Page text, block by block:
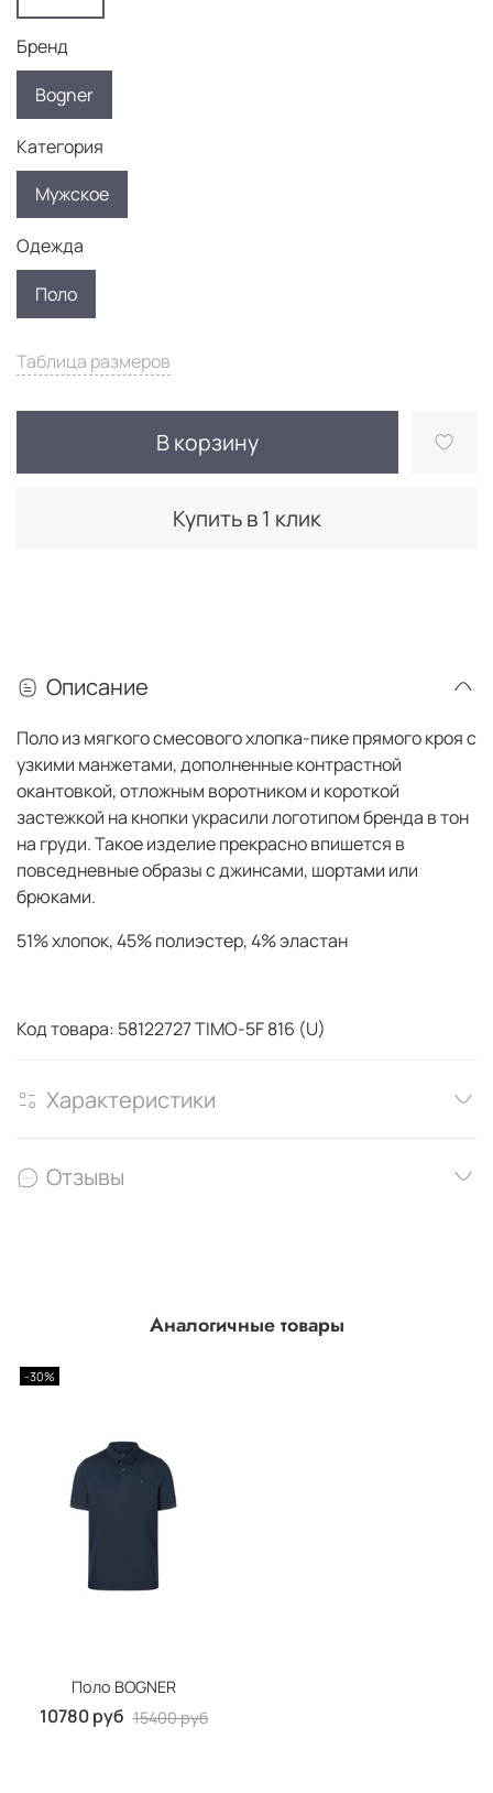
Таблица размеров
В корзину
Купить в 1 клик
Бренд
Bogner
Категория
Мужское
Одежда
Поло
Описание
Поло из мягкого смесового хлопка-пике прямого кроя с
узкими манжетами, дополненные контрастной
окантовкой, отложным воротником и короткой
застежкой на кнопки украсили логотипом бренда в тон
на груди. Такое изделие прекрасно впишется в
повседневные образы с джинсами, шортами или
брюками.
51% хлопок, 45% полиэстер, 4% эластан
Код товара: 58122727 TIMO-5F 816 (U)
Характеристики
Отзывы
Аналогичные товары
-30%
Поло BOGNER
10780 руб 15400 руб